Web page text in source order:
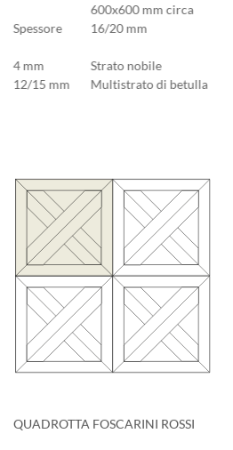
600x600 mm circa
Spessore
16/20 mm
4 mm
Strato nobile
12/15 mm
Multistrato di betulla
QUADROTTA FOSCARINI ROSSI